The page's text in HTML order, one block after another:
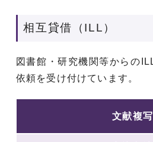
相互貸借（ILL）
図書館・研究機関等からの
依頼を受け付けています。
文献複写